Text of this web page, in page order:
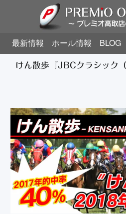
最新情報 ホール情報 BLOG
けん散歩『JBCクラシック（